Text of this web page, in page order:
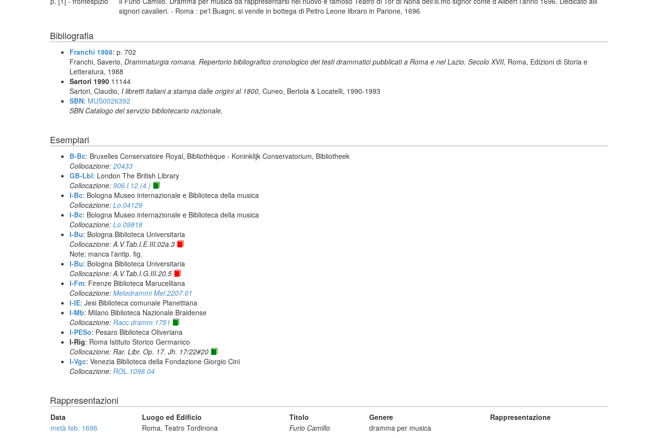
signori cavalieri. - Roma : pe'l Buagni, si vende in bottega di Peitro Leone libraro in Parione, 1696
Bibliografia
Franchi 1988: p. 702
Franchi, Saverio, Drammaturgia romana. Repertorio bibliografico cronologico dei testi drammatici pubblicati a Roma e nel Lazio. Secolo XVII, Roma, Edizioni di Storia e
Letteratura, 1988
Sartori 1990 11144
Sartori, Claudio, I libretti italiani a stampa dalle origini al 1800, Cuneo, Bertola & Locatelli, 1990-1993
SBN: MUS0026392
SBN Catalogo del servizio bibliotecario nazionale,
Esemplari
B-Bc: Bruxelles Conservatoire Royal, Bibliothèque - Koninklijk Conservatorium, Bibliotheek
Collocazione: 20433
GB-Lbl: London The British Library
Collocazione: 906.l.12.(4.)
I-Bc: Bologna Museo internazionale e Biblioteca della musica
Collocazione: Lo.04129
I-Bc: Bologna Museo internazionale e Biblioteca della musica
Collocazione: Lo.09818
I-Bu: Bologna Biblioteca Universitaria
Collocazione: A.V.Tab.I.E.III.02a.3
Note: manca l'antip. fig.
I-Bu: Bologna Biblioteca Universitaria
Collocazione: A.V.Tab.I.G.III.20.5
I-Fm: Firenze Biblioteca Marucelliana
Collocazione: Melodrammi Mel.2207.01
I-IE: Jesi Biblioteca comunale Planettiana
I-Mb: Milano Biblioteca Nazionale Braidense
Collocazione: Racc.dramm.1751
I-PESo: Pesaro Biblioteca Oliveriana
I-Rig: Roma Istituto Storico Germanico
Collocazione: Rar. Libr. Op. 17. Jh. 17/22#20
I-Vgc: Venezia Biblioteca della Fondazione Giorgio Cini
Collocazione: ROL.1098.04
Rappresentazioni
Data Luogo ed Edificio Titolo Genere
Rappresentazione
metà feb. 1696
Roma, Teatro Tordinona Furio Camillo dramma per musica